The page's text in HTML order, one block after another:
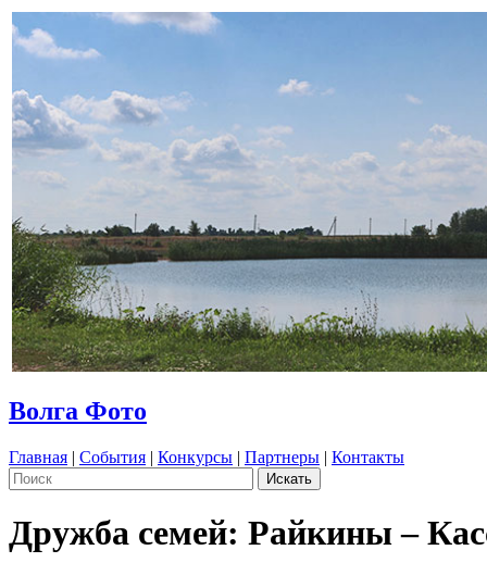
Волга Фото
Главная | События | Конкурсы | Партнеры | Контакты
Дружба семей: Райкины –